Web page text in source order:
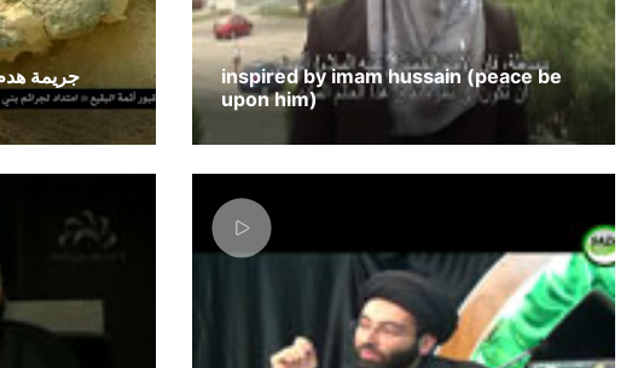
جريمة
inspired by imam hussain (peace be
upon him)